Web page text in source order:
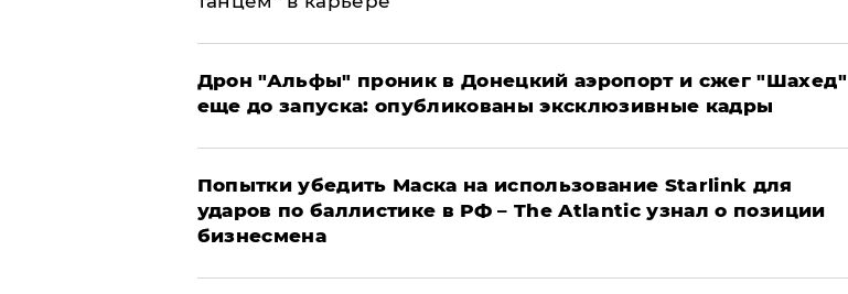
Дрон "Альфы" проник в Донецкий аэропорт и сжег "Шахед"
еще до запуска: опубликованы эксклюзивные кадры
Попытки убедить Маска на использование Starlink для
ударов по баллистике в РФ – The Atlantic узнал о позиции
бизнесмена